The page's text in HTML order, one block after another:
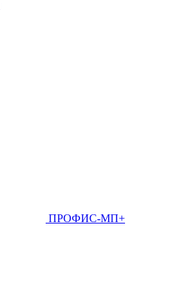
ПРОФИС-МП+